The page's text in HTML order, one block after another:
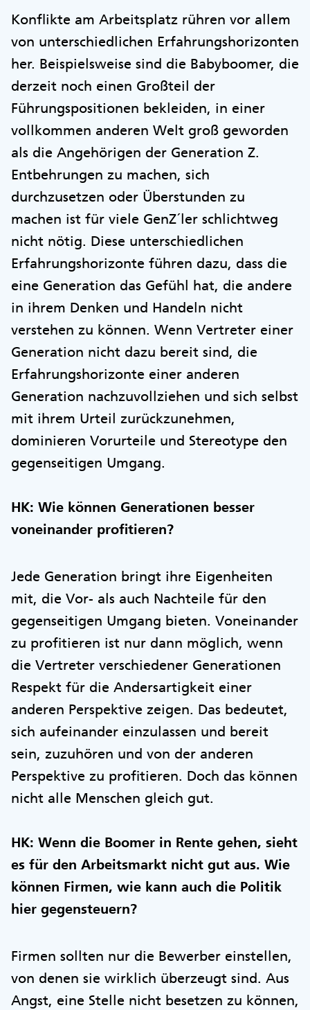
Konflikte am Arbeitsplatz rühren vor allem
von unterschiedlichen Erfahrungshorizonten
her. Beispielsweise sind die Babyboomer, die
derzeit noch einen Großteil der
Führungspositionen bekleiden, in einer
vollkommen anderen Welt groß geworden
als die Angehörigen der Generation Z.
Entbehrungen zu machen, sich
durchzusetzen oder Überstunden zu
machen ist für viele GenZ´ler schlichtweg
nicht nötig. Diese unterschiedlichen
Erfahrungshorizonte führen dazu, dass die
eine Generation das Gefühl hat, die andere
in ihrem Denken und Handeln nicht
verstehen zu können. Wenn Vertreter einer
Generation nicht dazu bereit sind, die
Erfahrungshorizonte einer anderen
Generation nachzuvollziehen und sich selbst
mit ihrem Urteil zurückzunehmen,
dominieren Vorurteile und Stereotype den
gegenseitigen Umgang.
HK: Wie können Generationen besser
voneinander profitieren?
Jede Generation bringt ihre Eigenheiten
mit, die Vor- als auch Nachteile für den
gegenseitigen Umgang bieten. Voneinander
zu profitieren ist nur dann möglich, wenn
die Vertreter verschiedener Generationen
Respekt für die Andersartigkeit einer
anderen Perspektive zeigen. Das bedeutet,
sich aufeinander einzulassen und bereit
sein, zuzuhören und von der anderen
Perspektive zu profitieren. Doch das können
nicht alle Menschen gleich gut.
HK: Wenn die Boomer in Rente gehen, sieht
es für den Arbeitsmarkt nicht gut aus. Wie
können Firmen, wie kann auch die Politik
hier gegensteuern?
Firmen sollten nur die Bewerber einstellen,
von denen sie wirklich überzeugt sind. Aus
Angst, eine Stelle nicht besetzen zu können,